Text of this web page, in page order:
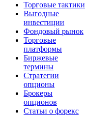
Торговые тактики
Выгодные
инвестиции
Фондовый рынок
Торговые
платформы
Биржевые
термины
Стратегии
опционы
Брокеры
опционов
Статьи о форекс